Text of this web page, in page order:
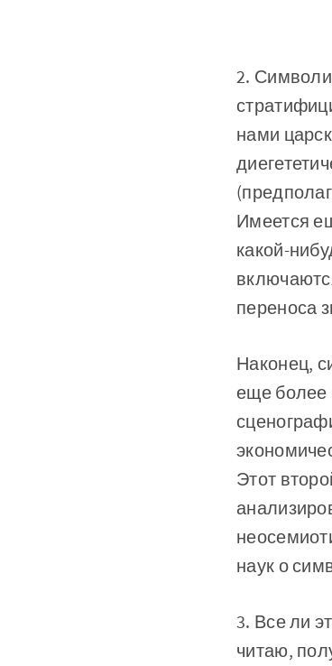
2.
нами
Имеется
какой-
переноса
Наконец,
еще более
Этот
наук о
3. Все ли
читаю,